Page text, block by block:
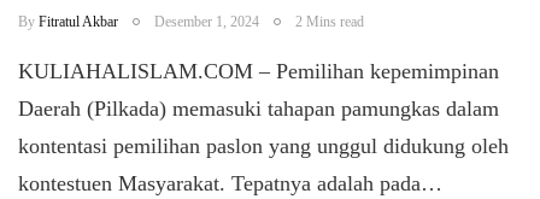
By Fitratul Akbar Desember 1, 2024 2 Mins read
KULIAHALISLAM.COM – Pemilihan kepemimpinan
Daerah (Pilkada) memasuki tahapan pamungkas dalam
kontentasi pemilihan paslon yang unggul didukung oleh
kontestuen Masyarakat. Tepatnya adalah pada…